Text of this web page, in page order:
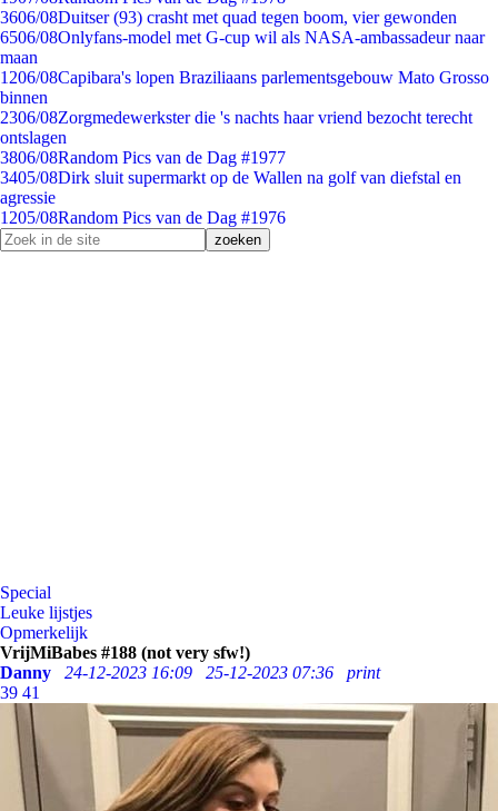
3606/08Duitser (93) crasht met quad tegen boom, vier gewonden
6506/08Onlyfans-model met G-cup wil als NASA-ambassadeur naar
maan
1206/08Capibara's lopen Braziliaans parlementsgebouw Mato Grosso
binnen
2306/08Zorgmedewerkster die 's nachts haar vriend bezocht terecht
ontslagen
3806/08Random Pics van de Dag #1977
3405/08Dirk sluit supermarkt op de Wallen na golf van diefstal en
agressie
1205/08Random Pics van de Dag #1976
Special
Leuke lijstjes
Opmerkelijk
VrijMiBabes #188 (not very sfw!)
Danny
24-12-2023 16:09 25-12-2023 07:36
print
39 41